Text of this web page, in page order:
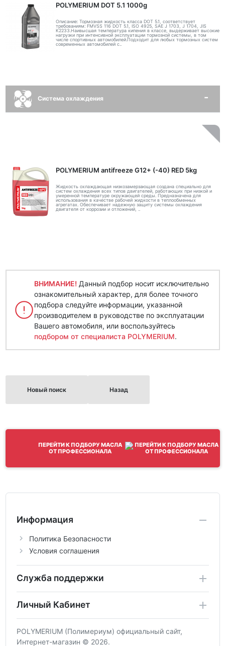
POLYMERIUM DOT 5.1 1000g
Описание: Тормозная жидкость класса DOT 5.1, соответствует
требованиям: FMVSS 116 DOT 5.1, ISO 4925, SAE J 1703, J 1704, JIS
K2233.Наивысшая температура кипения в классе, выдерживает высокие
нагрузки при интенсивной эксплуатации тормозной системы, в том
числе спортивных автомобилей.Подходит для любых тормозных систем
современных автомобилей с..
Система охлаждения
POLYMERIUM antifreeze G12+ (-40) RED 5kg
Жидкость охлаждающая низкозамерзающая создана специально для
систем охлаждения всех типов двигателей, работающих при низкой и
умеренной температуре окружающей среды. Предназначена для
использования в качестве рабочей жидкости в теплообменных
агрегатах. Обеспечивает надежную защиту системы охлаждения
двигателя от коррозии и отложений, ..
ВНИМАНИЕ! Данный подбор носит исключительно
ознакомительный характер, для более точного
подбора следуйте информации, указанной
производителем в руководстве по эксплуатации
Вашего автомобиля, или воспользуйтесь
подбором от специалиста POLYMERIUM.
Новый поиск Назад
ПЕРЕЙТИ К ПОДБОРУ МАСЛА
ОТ ПРОФЕССИОНАЛА
Информация
Политика Безопасности
Условия соглашения
Служба поддержки
Личный Кабинет
POLYMERIUM (Полимериум) официальный сайт,
Интернет-магазин © 2026.